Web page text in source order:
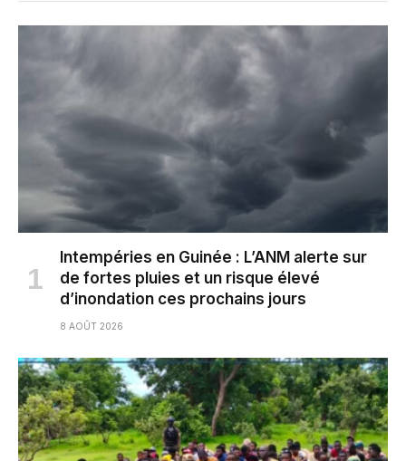
Intempéries en Guinée : L’ANM alerte sur
de fortes pluies et un risque élevé
d’inondation ces prochains jours
8 AOÛT 2026